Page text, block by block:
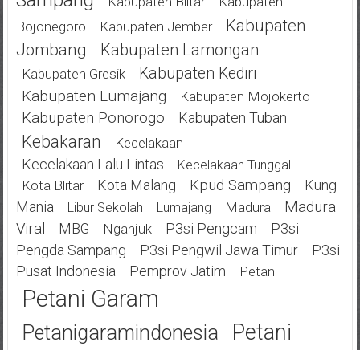
Bojonegoro
Kabupaten Jember
Kabupaten
Jombang
Kabupaten Lamongan
Kabupaten Gresik
Kabupaten Kediri
Kabupaten Lumajang
Kabupaten Mojokerto
Kabupaten Ponorogo Kabupaten Tuban
Kebakaran Kecelakaan
Kecelakaan Lalu Lintas Kecelakaan Tunggal
Kota Blitar Kota Malang Kpud Sampang
Kung
Mania
Libur Sekolah Lumajang Madura
Madura
Viral
MBG Nganjuk P3si Pengcam
P3si
Pengda Sampang
P3si Pengwil Jawa Timur
P3si
Pusat Indonesia
Pemprov Jatim Petani
Petani Garam
Petanigaramindonesia
Petani